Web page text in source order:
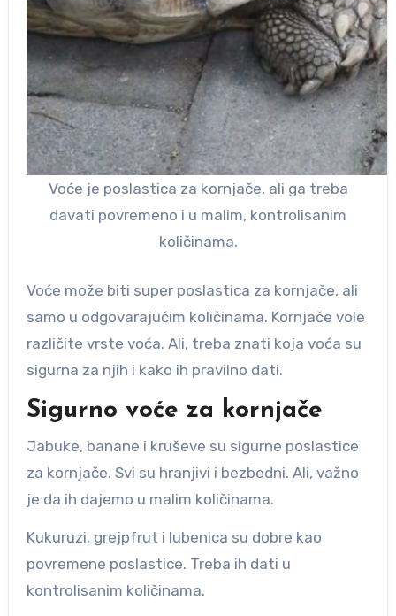
Voće je poslastica za kornjače, ali ga treba
davati povremeno i u malim, kontrolisanim
količinama.
Voće može biti super poslastica za kornjače, ali
samo u odgovarajućim količinama. Kornjače vole
različite vrste voća. Ali, treba znati koja voća su
sigurna za njih i kako ih pravilno dati.
Sigurno voće za kornjače
Jabuke, banane i kruševe su sigurne poslastice
za kornjače. Svi su hranjivi i bezbedni. Ali, važno
je da ih dajemo u malim količinama.
Kukuruzi, grejpfrut i lubenica su dobre kao
povremene poslastice. Treba ih dati u
kontrolisanim količinama.